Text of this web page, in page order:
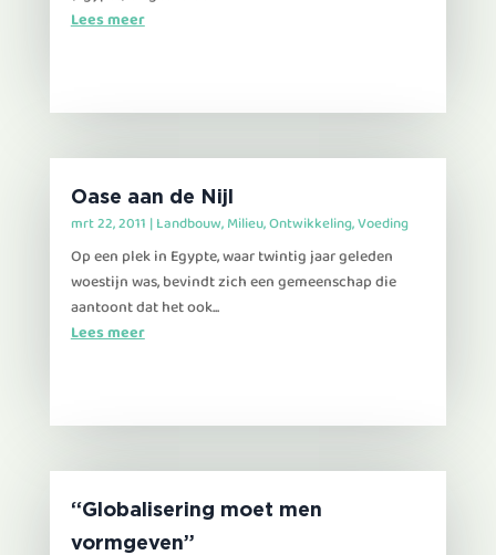
Lees meer
Oase aan de Nijl
mrt 22, 2011 |Landbouw,Milieu,Ontwikkeling,Voeding
Op een plek in Egypte, waar twintig jaar geleden
woestijn was, bevindt zich een gemeenschap die
aantoont dat het ook...
Lees meer
“Globalisering moet men
vormgeven”